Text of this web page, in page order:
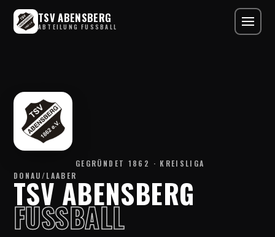
TSV ABENSBERG
ABTEILUNG FUSSBALL
GEGRÜNDET 1862 · KREISLIGA
DONAU/LAABER
TSV ABENSBERG
FUSSBALL